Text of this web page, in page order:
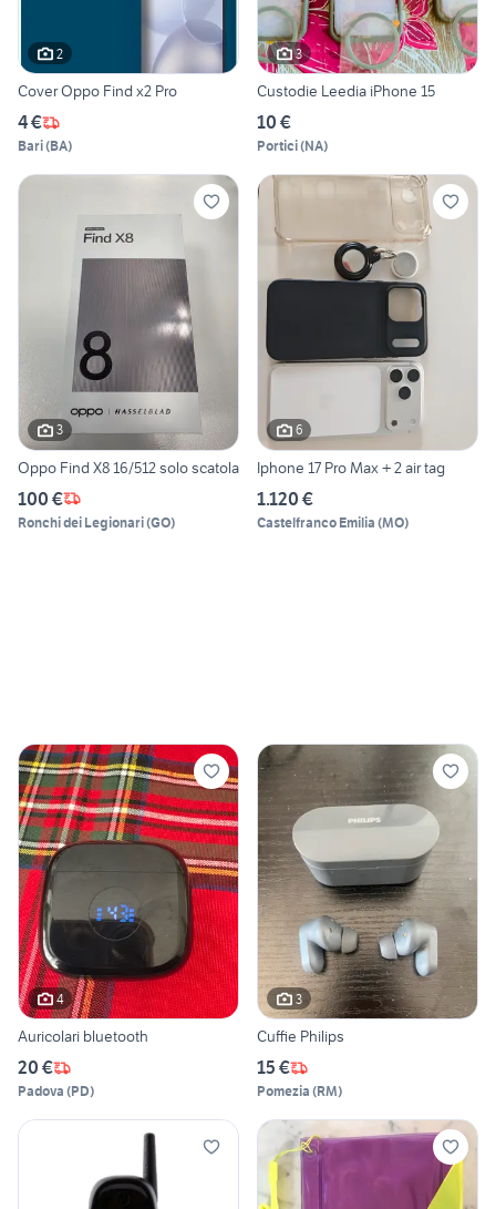
2
Cover Oppo Find x2 Pro
4 €
Bari(BA)
3
Custodie Leedia iPhone 15
10 €
Portici(NA)
3
Oppo Find X8 16/512 solo scatola
100 €
Ronchi dei Legionari(GO)
6
Iphone 17 Pro Max + 2 air tag
1.120 €
Castelfranco Emilia (MO)
4
Auricolari bluetooth
20 €
Padova (PD)
3
Cuffie Philips
15 €
Pomezia (RM)